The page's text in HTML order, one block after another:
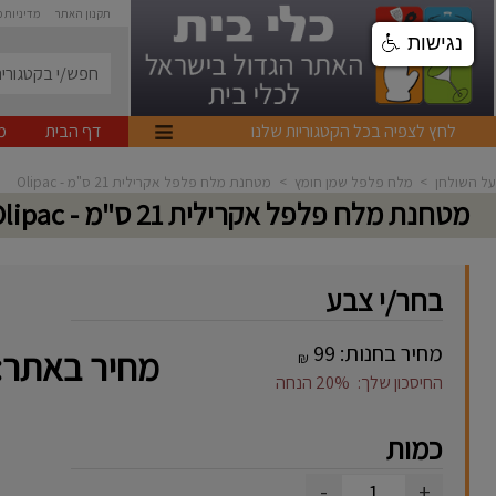
תקנון האתר
לחץ לצפיה בכל הקטגוריות שלנו דף הבית
על השולחן > מלח פלפל שמן חומץ > מטחנת מלח פלפל אקרילית 21 ס"מ - Olipac
מטחנת מלח פלפל אקרילית 21 ס"מ - Olipac
בחר/י צבע
מחיר בחנות: ₪
החיסכון שלך: 20% הנחה מחיר
כמות
נגישות